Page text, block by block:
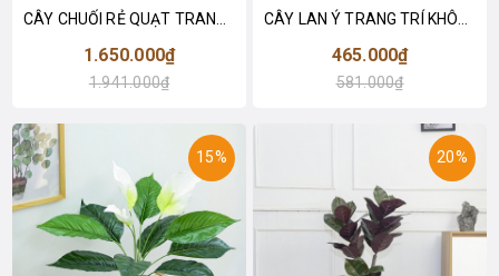
1.650.000₫
1.941.000₫
465.000₫
581.000₫
15% 20%